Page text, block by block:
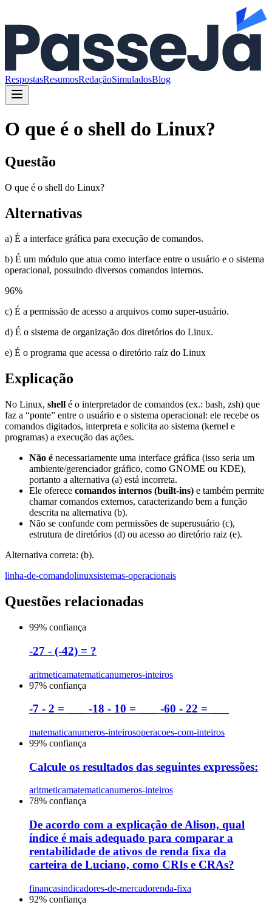
RespostasResumosRedaçãoSimuladosBlog
O que é o shell do Linux?
Questão
O que é o shell do Linux?
Alternativas
a) É a interface gráfica para execução de comandos.
b) É um módulo que atua como interface entre o usuário e o sistema
operacional, possuindo diversos comandos internos.
96%
c) É a permissão de acesso a arquivos como super-usuário.
d) É o sistema de organização dos diretórios do Linux.
e) É o programa que acessa o diretório raíz do Linux
Explicação
No Linux, shell é o interpretador de comandos (ex.: bash, zsh) que
faz a “ponte” entre o usuário e o sistema operacional: ele recebe os
comandos digitados, interpreta e solicita ao sistema (kernel e
programas) a execução das ações.
Não é necessariamente uma interface gráfica (isso seria um
ambiente/gerenciador gráfico, como GNOME ou KDE),
portanto a alternativa (a) está incorreta.
Ele oferece comandos internos (built-ins) e também permite
chamar comandos externos, caracterizando bem a função
descrita na alternativa (b).
Não se confunde com permissões de superusuário (c),
estrutura de diretórios (d) ou acesso ao diretório raiz (e).
Alternativa correta: (b).
linha-de-comandolinuxsistemas-operacionais
Questões relacionadas
99% confiança
-27 - (-42) = ?
aritmeticamatematicanumeros-inteiros
97% confiança
-7 - 2 = ___ -18 - 10 = ___ -60 - 22 = ___
matematicanumeros-inteirosoperacoes-com-inteiros
99% confiança
Calcule os resultados das seguintes expressões:
aritmeticamatematicanumeros-inteiros
78% confiança
De acordo com a explicação de Alison, qual
índice é mais adequado para comparar a
rentabilidade de ativos de renda fixa da
carteira de Luciano, como CRIs e CRAs?
financasindicadores-de-mercadorenda-fixa
92% confiança